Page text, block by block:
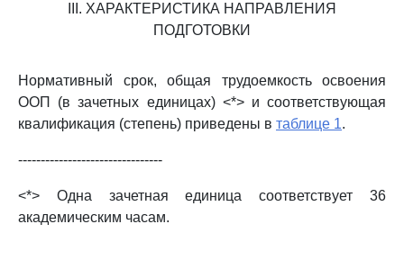
III. ХАРАКТЕРИСТИКА НАПРАВЛЕНИЯ
ПОДГОТОВКИ
Нормативный срок, общая трудоемкость освоения
ООП (в зачетных единицах) <*> и соответствующая
квалификация (степень) приведены в таблице 1.
--------------------------------
<*> Одна зачетная единица соответствует 36
академическим часам.